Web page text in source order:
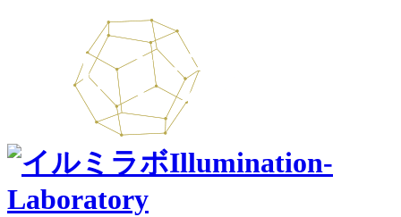
Illumination-
Laboratory